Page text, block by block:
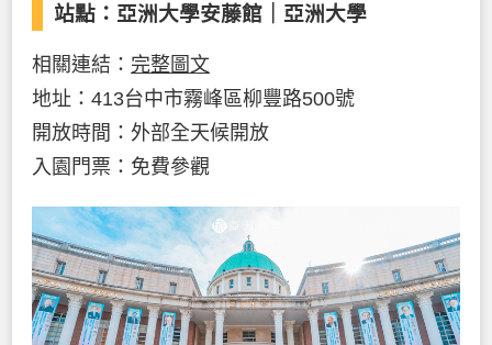
站點：亞洲大學安藤館｜亞洲大學
相關連結： 完整圖文
地址：413台中市霧峰區柳豐路500號
開放時間：外部全天候開放
入園門票：免費參觀